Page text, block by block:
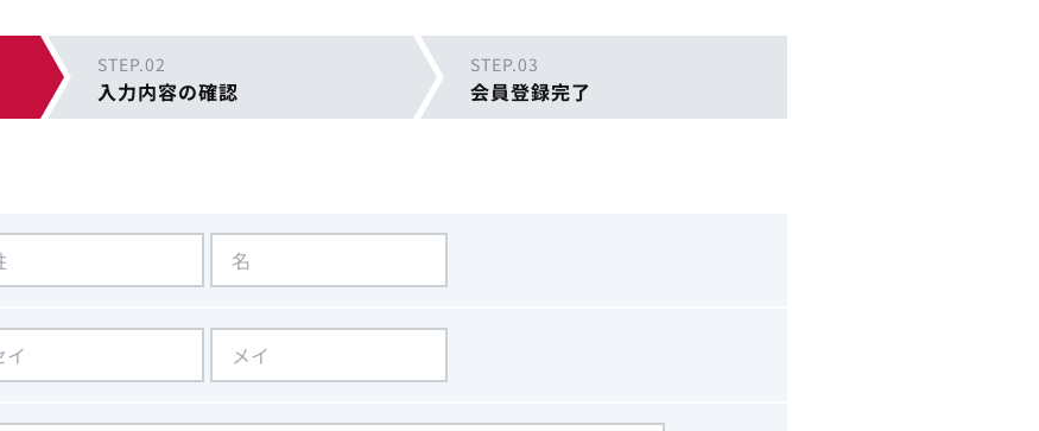
STEP.02
入力内容の確認
STEP.03
会員登録完了